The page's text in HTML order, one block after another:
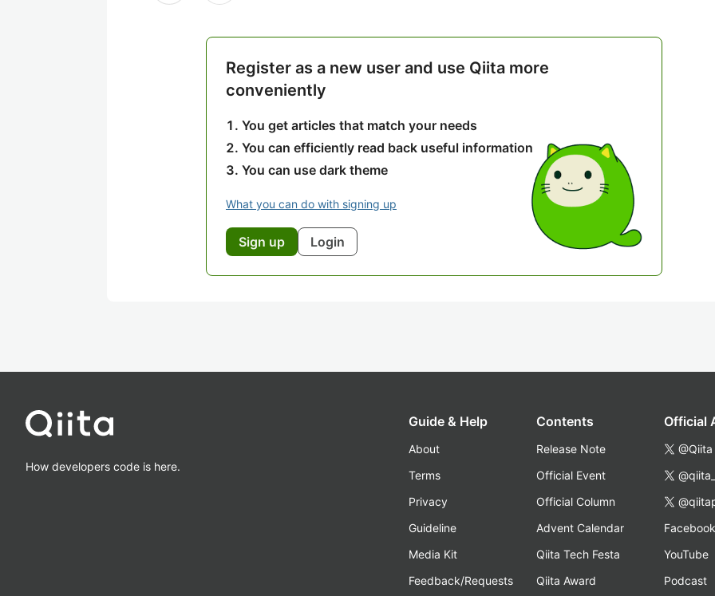
Register as a new user and use Qiita more
conveniently
You get articles that match your needs
You can efficiently read back useful information
You can use dark theme
What you can do with signing up
Sign up Login
How developers code is here.
Guide & Help
About
Terms
Privacy
Guideline
Media Kit
Feedback/Requests
Contents
Release Note
Official Event
Official Column
Advent Calendar
Qiita Tech Festa
Qiita Award
Official
@Qiita
Facebook
YouTube
Podcast